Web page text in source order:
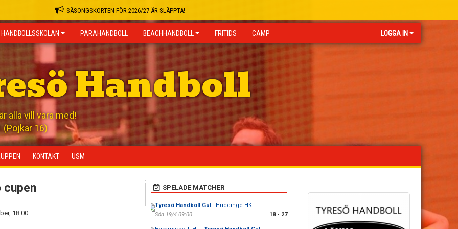
SÄSONGSKORTEN FÖR 2026/27 ÄR SLÄPPTA!
HANDBOLLSSKOLAN PARAHANDBOLL BEACHHANDBOLL FRITIDS CAMP LOGGA IN
Handboll
alla vill vara med!
(Pojkar 16)
KONTAKT USM
18:00
SPELADE MATCHER
Tyresö Handboll Gul- Huddinge HK
Sön 19/4 09:00
18 - 27